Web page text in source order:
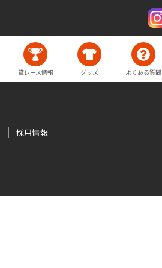
賞レース情報 グッズ よくある質問
採用情報